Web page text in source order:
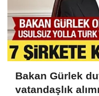
Bakan Gürlek
vatandaşlık